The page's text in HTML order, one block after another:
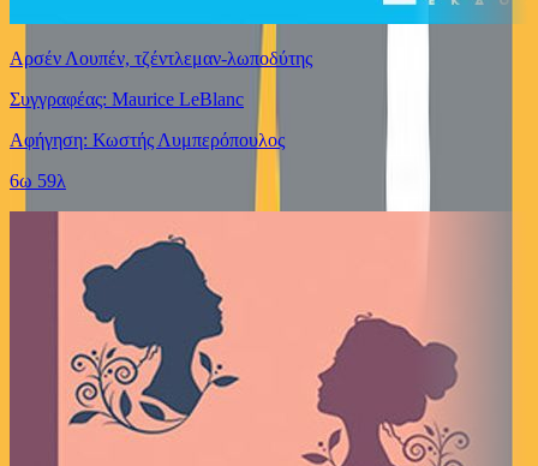
Αρσέν Λουπέν, τζέντλεμαν-λωποδύτης
Συγγραφέας: Maurice LeBlanc
Αφήγηση: Κωστής Λυμπερόπουλος
6ω 59λ